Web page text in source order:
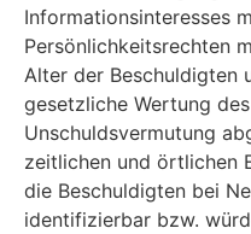
Informationsinteresses
Persönlichkeitsrechten
Alter der Beschuldigten
gesetzliche Wertung
Unschuldsvermutung
zeitlichen und örtlichen
die Beschuldigten bei
identifizierbar bzw.